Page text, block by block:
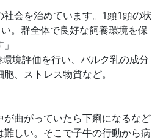
会を治めています。1頭1頭の状
。群全体で良好な飼養環境を保
境評価を行い、バルク乳の成分
、ストレス物質など。
曲がっていたら下痢になるなど
しい。そこで子牛の行動から病